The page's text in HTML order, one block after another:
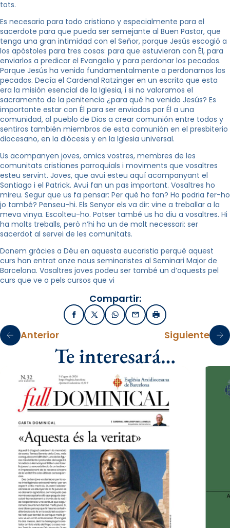
tots.
Es necesario para todo cristiano y especialmente para el
sacerdote para que pueda ser semejante al Buen Pastor, que
tenga una gran intimidad con el Señor, porque Jesús escogió a
los apóstoles para tres cosas: para que estuvieran con Él, para
enviarlos a predicar el Evangelio y para perdonar los pecados.
Porque Jesús ha venido fundamentalmente a perdonarnos los
pecados. Decía el Cardenal Ratzinger en un escrito que esta
era la misión esencial de la Iglesia, i si no valoramos el
sacramento de la penitencia ¿para qué ha venido Jesús? Es
importante estar con Él para ser enviados por Él a una
comunidad, al pueblo de Dios a crear comunión entre todos y
sentiros también miembros de esta comunión en el presbiterio
diocesano, en la diócesis y en la Iglesia universal.
Us acompanyen joves, amics vostres, membres de les
comunitats cristianes parroquials i moviments que vosaltres
esteu servint. Joves, que avui esteu aquí acompanyant el
Santiago i el Patrick. Avui fan un pas important. Vosaltres ho
mireu. Segur que us fa pensar: Per què ho fan? Ho podria fer-ho
jo també? Penseu-hi. Els Senyor els va dir: vine a treballar a la
meva vinya. Escolteu-ho. Potser també us ho diu a vosaltres. Hi
ha molts treballs, però n’hi ha un de molt necessari: ser
sacerdot al servei de les comunitats.
Donem gràcies a Déu en aquesta eucaristia perquè aquest
curs han entrat onze nous seminaristes al Seminari Major de
Barcelona. Vosaltres joves podeu ser també un d’aquests pel
curs que ve o pels cursos que vi
Compartir:
FacebookX / TwitterWhatsApp
EmailImprimir
Anterior Siguiente
Te interesará…